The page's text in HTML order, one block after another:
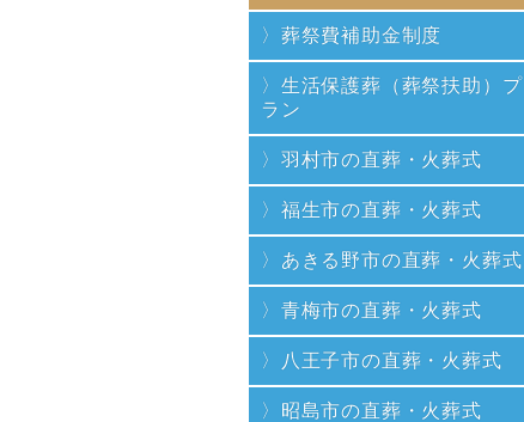
葬祭費補助金制度
生活保護葬（葬祭扶助）プ
ラン
羽村市の直葬・火葬式
福生市の直葬・火葬式
あきる野市の直葬・火葬式
青梅市の直葬・火葬式
八王子市の直葬・火葬式
昭島市の直葬・火葬式